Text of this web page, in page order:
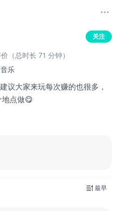
关注
（总时长 71 分钟）
乐
议大家来玩每次赚的也很多，
点做😋
最早